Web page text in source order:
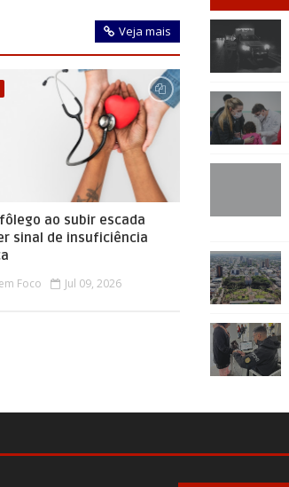
Veja mais
ao subir escada
sinal de insuficiência
Foco Jul 09, 2026